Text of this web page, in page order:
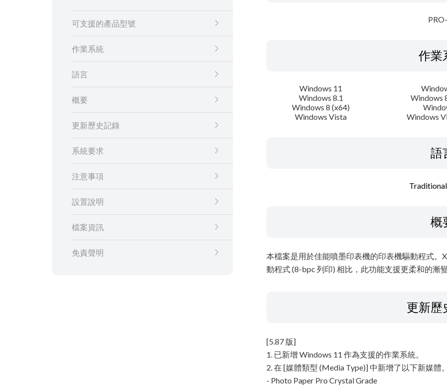
可支援的產品型號
作業系統
語言
概要
更新歷史記錄
系統要求
注意事項
設置說明
檔案資訊
免責聲明
作業
Windows 11
Windows 8.1
Windows
Windows 8 (x64)
Windows Vista
Windows
語
概
本檔案是用於佳能噴墨印表機的印表機驅動程式。
動程式 (8-bpc 列印) 相比，此功能支援更柔和的漸變
更新歷
[5.87 版]
1. 已新增 Windows 11 作為支援的作業系統。
2. 在 [媒體類型 (Media Type)] 中新增了以下新媒體。
- Photo Paper Pro Crystal Grade